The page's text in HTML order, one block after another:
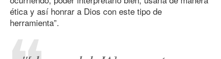
ética y así honrar a Dios con este tipo de
herramienta”.